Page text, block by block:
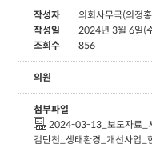
작성자
의회사무국(의정
작성일
2024년 3월 6일(
조회수
856
의원
첨부파일
2024-03-13_보도자료_
검단천_생태환경_개선사업_